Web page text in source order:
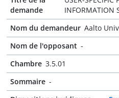
demande
INFORMATION
Nom du demandeur Aalto
Nom de l'opposant -
Chambre 3.5.01
Sommaire -